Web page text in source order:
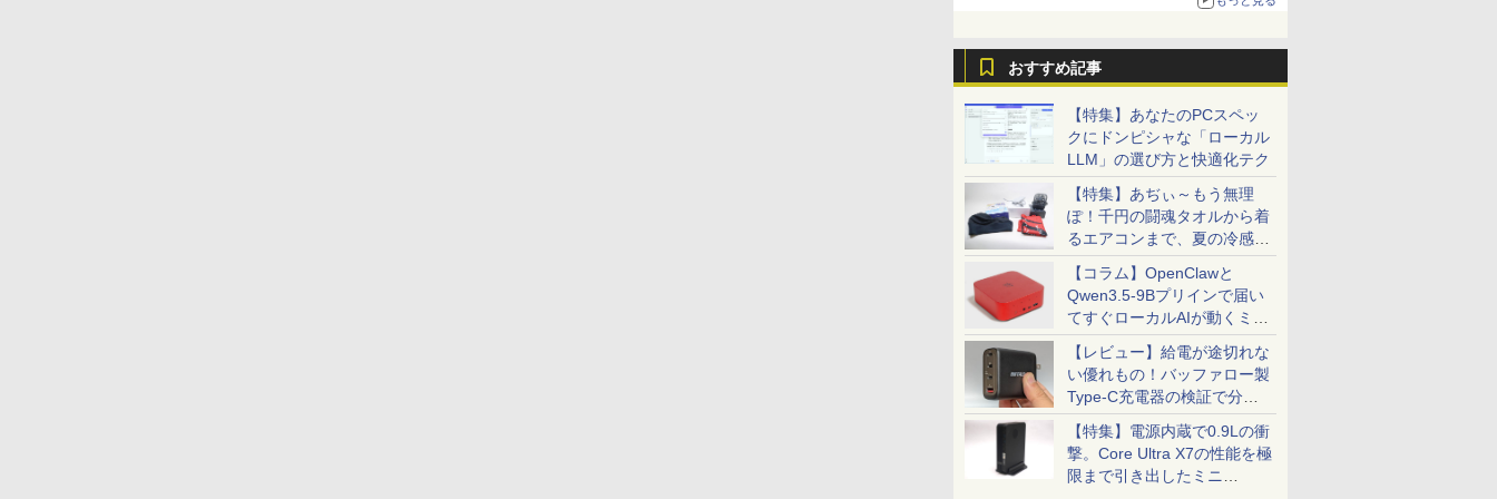
おすすめ記事
【特集】あなたのPCスペッ
クにドンピシャな「ローカル
LLM」の選び方と快適化テク
【特集】あぢぃ～もう無理
ぽ！千円の闘魂タオルから着
るエアコンまで、夏の冷感グ
ッズ一挙紹介
【コラム】OpenClawと
Qwen3.5-9Bプリインで届い
てすぐローカルAIが動くミニ
PC「SER9 Pro」
【レビュー】給電が途切れな
い優れもの！バッファロー製
Type-C充電器の検証で分か
ったこと
【特集】電源内蔵で0.9Lの衝
撃。Core Ultra X7の性能を極
限まで引き出したミニ